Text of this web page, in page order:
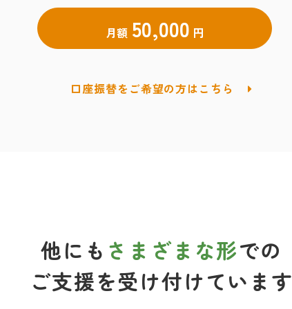
月額 50,000 円
口座振替をご希望の方はこちら
他にも さまざまな形での
ご支援を受け付けています